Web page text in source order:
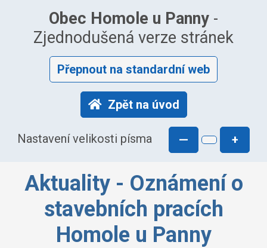
Obec Homole u Panny -
Zjednodušená verze stránek
Přepnout na standardní web
Zpět na úvod
Nastavení velikosti písma — +
Aktuality - Oznámení o
stavebních pracích
Homole u Panny